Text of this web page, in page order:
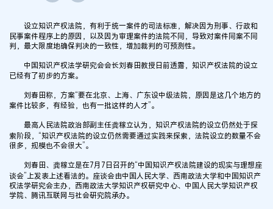
设立知识产权法院，有利于统一案件的司法标准，解决因为刑事、行政和
民事案件程序上的原因，以及因为审理案件的法院不同，导致对案件同案不同
判，最大限度地确保判决的一致性，增加裁判的可预测性。
中国知识产权法学研究会会长刘春田教授日前透露，知识产权法院的设立
已经有了初步的方案。
刘春田称，方案“要在北京、上海、广东设中级法院，原因是这几个地方的
案件比较多，有经验，也有一批这样的人才”。
最高人民法院政治部副主任龚稼立认为，知识产权法院的设立仍然处于探
索阶段，“知识产权法院的设立仍然需要通过实践来探索，法院设立的数量不会
很多，规模也不会很大”。
刘春田、龚稼立是在7月7日召开的“中国知识产权法院建设的现实与理想座
谈会”上发表上述看法的。座谈会由中国人民大学、西南政法大学和中国知识产
权法学研究会主办，西南政法大学知识产权研究中心、中国人民大学知识产权
学院、腾讯互联网与社会研究院承办。